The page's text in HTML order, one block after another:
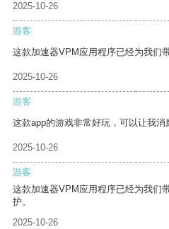
2025-10-26
游客
这款加速器VPM应用程序已经为我们
2025-10-26
游客
这款app的游戏非常好玩，可以让我消
2025-10-26
游客
这款加速器VPM应用程序已经为我们
护。
2025-10-26